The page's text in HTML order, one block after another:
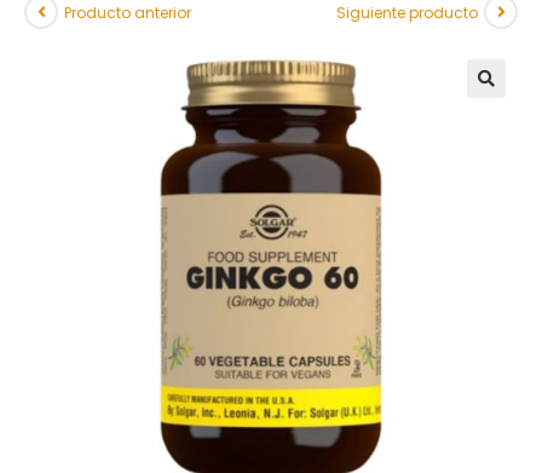
Producto anterior
Siguiente producto